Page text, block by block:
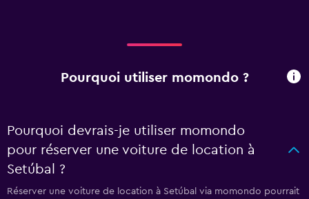
Pourquoi utiliser momondo ?
Pourquoi devrais-je utiliser momondo
pour réserver une voiture de location à
Setúbal ?
Réserver une voiture de location à Setúbal via momondo pourrait